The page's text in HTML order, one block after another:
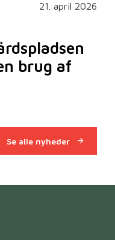
21. april 2026
brug af
Se alle nyheder